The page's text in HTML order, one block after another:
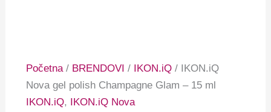
Početna / BRENDOVI / IKON.iQ / IKON.iQ
Nova gel polish Champagne Glam – 15 ml
IKON.iQ, IKON.iQ Nova